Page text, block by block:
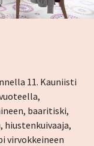
11. Kauniisti
baaritiski,
virvokkeineen